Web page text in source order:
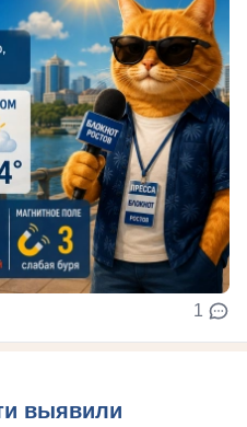
1
выявили